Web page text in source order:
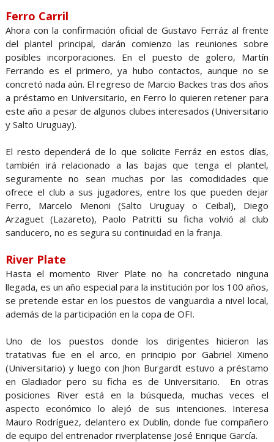
Ferro Carril
Ahora con la confirmación oficial de Gustavo Ferráz al frente
del plantel principal, darán comienzo las reuniones sobre
posibles incorporaciones. En el puesto de golero, Martín
Ferrando es el primero, ya hubo contactos, aunque no se
concretó nada aún. El regreso de Marcio Backes tras dos años
a préstamo en Universitario, en Ferro lo quieren retener para
este año a pesar de algunos clubes interesados (Universitario
y Salto Uruguay).
El resto dependerá de lo que solicite Ferráz en estos días,
también irá relacionado a las bajas que tenga el plantel,
seguramente no sean muchas por las comodidades que
ofrece el club a sus jugadores, entre los que pueden dejar
Ferro, Marcelo Menoni (Salto Uruguay o Ceibal), Diego
Arzaguet (Lazareto), Paolo Patritti su ficha volvió al club
sanducero, no es segura su continuidad en la franja.
River Plate
Hasta el momento River Plate no ha concretado ninguna
llegada, es un año especial para la institución por los 100 años,
se pretende estar en los puestos de vanguardia a nivel local,
además de la participación en la copa de OFI.
Uno de los puestos donde los dirigentes hicieron las
tratativas fue en el arco, en principio por Gabriel Ximeno
(Universitario) y luego con Jhon Burgardt estuvo a préstamo
en Gladiador pero su ficha es de Universitario. En otras
posiciones River está en la búsqueda, muchas veces el
aspecto económico lo alejó de sus intenciones. Interesa
Mauro Rodríguez, delantero ex Dublín, donde fue compañero
de equipo del entrenador riverplatense José Enrique García.